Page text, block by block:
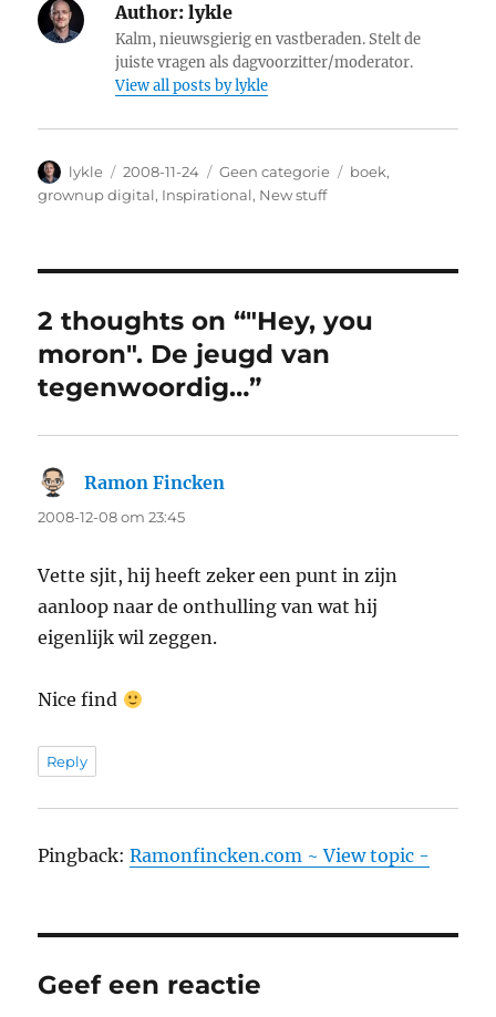
Author: lykle
Kalm, nieuwsgierig en vastberaden. Stelt de
juiste vragen als dagvoorzitter/moderator.
View all posts by lykle
Author
lykle
Posted
on
2008-11-24 Categories
Geen categorie Tags
boek,
grownup digital, Inspirational, New stuff
2 thoughts on “"Hey, you
moron". De jeugd van
tegenwoordig…”
Ramon Fincken
2008-12-08 om 23:45
Vette sjit, hij heeft zeker een punt in zijn
aanloop naar de onthulling van wat hij
eigenlijk wil zeggen.
Nice find
Reply
Pingback:Ramonfincken.com ~ View topic -
Geef een reactie